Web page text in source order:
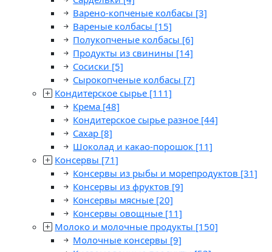
Варено-копченые колбасы [3]
Вареные колбасы [15]
Полукопченые колбасы [6]
Продукты из свинины [14]
Сосиски [5]
Сырокопченые колбасы [7]
Кондитерское сырье [111]
Крема [48]
Кондитерское сырье разное [44]
Сахар [8]
Шоколад и какао-порошок [11]
Консервы [71]
Консервы из рыбы и морепродуктов [31]
Консервы из фруктов [9]
Консервы мясные [20]
Консервы овощные [11]
Молоко и молочные продукты [150]
Молочные консервы [9]